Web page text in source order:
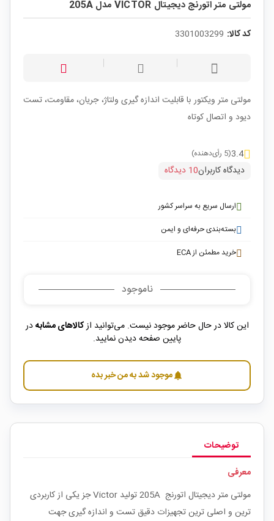
مولتی متر اتورنج دیجیتال VICTOR مدل 205A
کد کالا: 3301003299
مولتی متر ویکتور با قابلیت اندازه گیری ولتاژ، جریان، مقاومت، تست
دیود و اتصال کوتاه
3.4(5 رأی‌دهنده)
دیدگاه کاربران10 دیدگاه
ارسال سریع به سراسر کشور
بسته‌بندی حرفه‌ای و ایمن
خرید مطمئن از ECA
ناموجود
این کالا در حال حاضر موجود نیست. می‌توانید ازکالاهای مشابهدر
پایین صفحه دیدن نمایید.
notificationsموجود شد به من خبر بده
توضیحات
معرفی
مولتی متر دیجیتال اتورنج 205A تولید Victor جز یکی از کاربردی
ترین و اصلی ترین تجهیزات دقیق تست و اندازه گیری جهت